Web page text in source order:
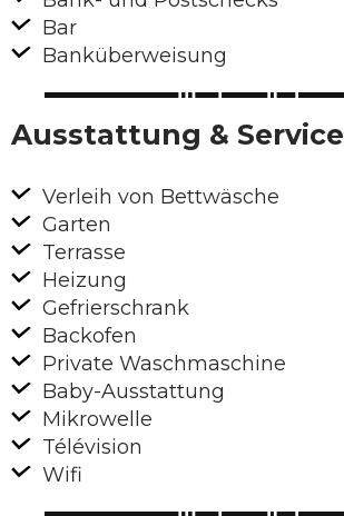
Bar
Banküberweisung
Ausstattung & Service
Verleih von Bettwäsche
Garten
Terrasse
Heizung
Gefrierschrank
Backofen
Private Waschmaschine
Baby-Ausstattung
Mikrowelle
Télévision
Wifi